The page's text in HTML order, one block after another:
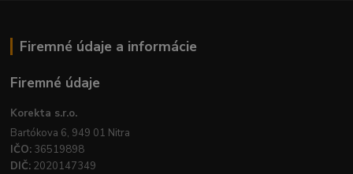
Firemné údaje a informácie
Firemné údaje
Korekta s.r.o.
Bartókova 6, 949 01 Nitra
IČO: 36519898
DIČ: 2020147349